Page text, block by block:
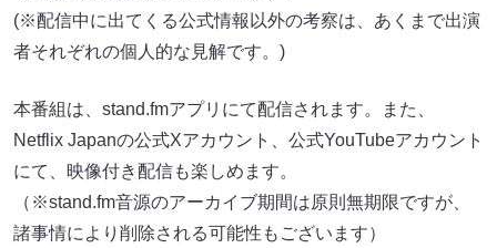
(※配信中に出てくる公式情報以外の考察は、あくまで出演
者それぞれの個人的な見解です。)
本番組は、stand.fmアプリにて配信されます。また、
Netflix Japanの公式Xアカウント、公式YouTubeアカウント
にて、映像付き配信も楽しめます。
（※stand.fm音源のアーカイブ期間は原則無期限ですが、
諸事情により削除される可能性もございます）